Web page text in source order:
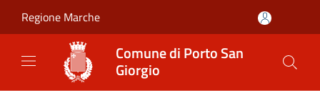
Regione Marche
Comune di Porto San
Giorgio